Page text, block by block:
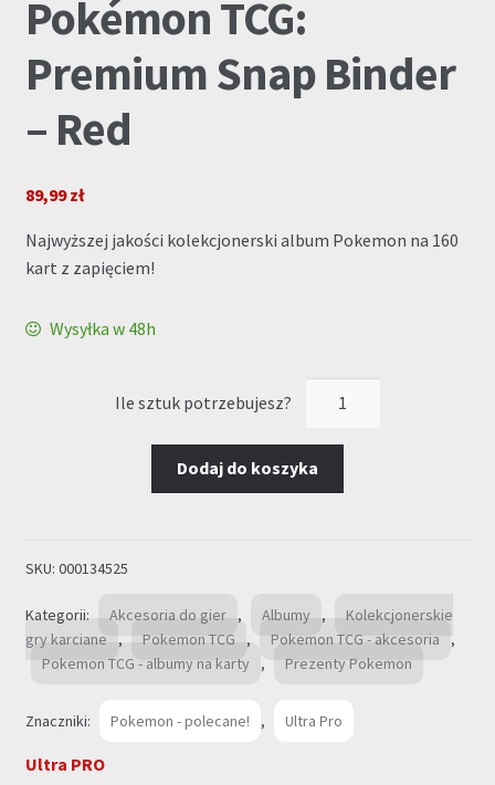
Pokémon TCG:
Premium Snap Binder
– Red
89,99zł
Najwyższej jakości kolekcjonerski album Pokemon na 160
kart z zapięciem!
Wysyłka w 48h
TCG:
Premium
Snap
Dodaj do koszyka
SKU: 000134525
Kategorii: Akcesoria do gier , Albumy ,
Kolekcjonerskie
gry karciane
, Pokemon TCG , Pokemon TCG - akcesoria
,
Pokemon TCG - albumy na karty
, Prezenty Pokemon
Znaczniki: Pokemon - polecane! , Ultra Pro
Ultra PRO